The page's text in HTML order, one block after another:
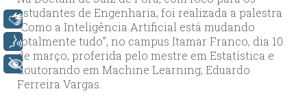
estudantes de Engenharia, foi realizada a palestra
“Como a Inteligência Artificial está mudando
totalmente tudo”, no campus Itamar Franco, dia 10
de março, proferida pelo mestre em Estatística e
doutorando em Machine Learning, Eduardo
Ferreira Vargas.
Libras
Voz
+ Acessibilidade